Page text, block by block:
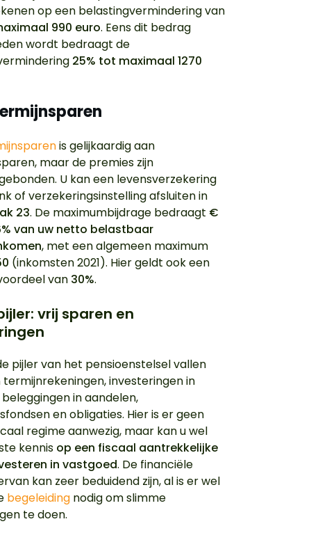
op een belastingvermindering van
990 euro. Eens dit bedrag
wordt bedraagt de
25% tot maximaal 1270
is gelijkaardig aan
maar de premies zijn
U kan een levensverzekering
of verzekeringsinstelling afsluiten in
23. De maximumbijdrage bedraagt €
van uw netto belastbaar
, met een algemeen maximum
(inkomsten 2021). Hier geldt ook een
van 30%.
vrij sparen en
pijler van het pensioenstelsel vallen
investeringen in
in aandelen,
en obligaties. Hier is er geen
regime aanwezig, maar kan u wel
kennis op een fiscaal aantrekkelijke
in vastgoed. De financiële
kan zeer beduidend zijn, al is er wel
begeleiding nodig om slimme
te doen.